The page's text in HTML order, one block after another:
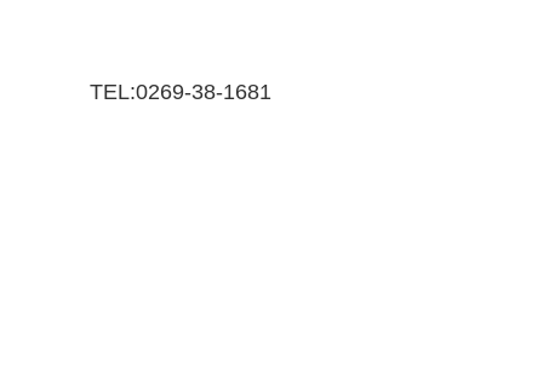
TEL:0269-38-1681